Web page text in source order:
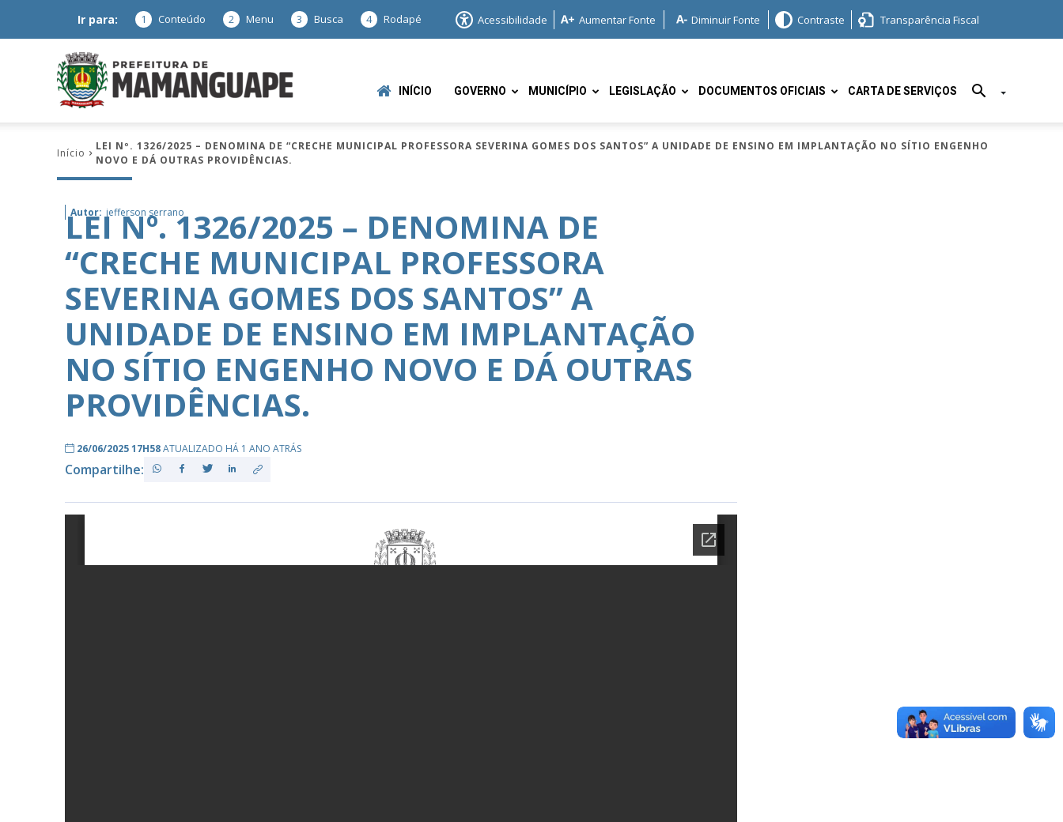
Ir para: 1 Conteúdo 2 Menu 3 Busca 4 Rodapé Acessibilidade Aumentar Fonte Diminuir Fonte Contraste Transparência Fiscal
–
PB
INÍCIO GOVERNO MUNICÍPIO LEGISLAÇÃO DOCUMENTOS OFICIAIS CARTA DE SERVIÇOS
Início
LEI Nº. 1326/2025 – DENOMINA DE “CRECHE MUNICIPAL PROFESSORA SEVERINA GOMES DOS SANTOS” A UNIDADE DE ENSINO EM IMPLANTAÇÃO NO SÍTIO ENGENHO
NOVO E DÁ OUTRAS PROVIDÊNCIAS.
Autor: jefferson serrano
LEI Nº. 1326/2025 – DENOMINA DE
“CRECHE MUNICIPAL PROFESSORA
SEVERINA GOMES DOS SANTOS” A
UNIDADE DE ENSINO EM IMPLANTAÇÃO
NO SÍTIO ENGENHO NOVO E DÁ OUTRAS
PROVIDÊNCIAS.
26/06/2025 17H58ATUALIZADO HÁ 1 ANO ATRÁS
Compartilhe: